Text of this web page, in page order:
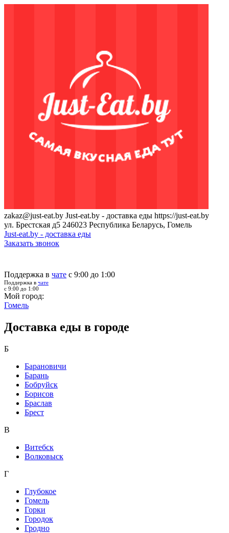
zakaz@just-eat.by Just-eat.by - доставка еды https://just-eat.by
ул. Брестская д5 246023 Республика Беларусь, Гомель
Just-eat.by - доставка еды
Заказать звонок
Поддержка в чате с 9:00 до 1:00
Поддержка в чате
с 9:00 до 1:00
Мой город:
Гомель
Доставка еды в городе
Б
Барановичи
Барань
Бобруйск
Борисов
Браслав
Брест
В
Витебск
Волковыск
Г
Глубокое
Гомель
Горки
Городок
Гродно